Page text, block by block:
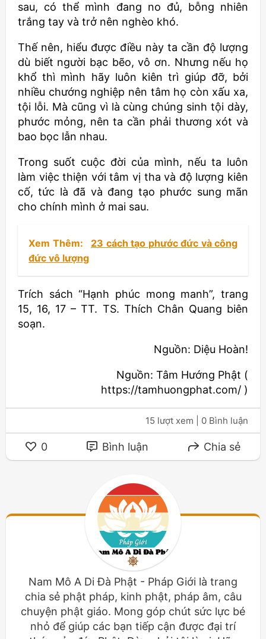
sau, có thể mình đang no đủ, bỗng nhiên
trắng tay và trở nên nghèo khó.
Thế nên, hiểu được điều này ta cần độ lượng
dù biết người bạc bẽo, vô ơn. Nhưng nếu họ
khổ thì mình hãy luôn kiên trì giúp đỡ, bởi
nhiều chướng nghiệp nên tâm họ còn xấu xa,
tội lỗi. Mà cũng vì là cùng chúng sinh tội dày,
phước mỏng, nên ta cần phải thương xót và
bao bọc lẫn nhau.
Trong suốt cuộc đời của mình, nếu ta luôn
làm việc thiện với tâm vị tha và độ lượng kiên
cố, tức là đã và đang tạo phước sung mãn
cho chính mình ở mai sau.
Xem Thêm:
23 cách tạo phước đức và công
đức vô lượng
Trích sách “Hạnh phúc mong manh”, trang
15, 16, 17 – TT. TS. Thích Chân Quang biên
soạn.
Nguồn: Diệu Hoàn!
Nguồn: Tâm Hướng Phật (
https://tamhuongphat.com/ )
15 lượt xem | 0 Bình luận
0 Bình luận Chia sẻ
Nam Mô A Di Đà Phật - Pháp Giới là trang
chia sẻ phật pháp, kinh phật, pháp âm, câu
chuyện phật giáo. Mong góp chút sức lực bé
nhỏ để giúp các bạn tiếp cận được đại trí